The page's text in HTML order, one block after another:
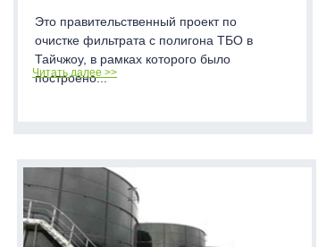
Это правительственный проект по
очистке фильтрата с полигона ТБО в
Тайчжоу, в рамках которого было
построено...
Читать далее >>